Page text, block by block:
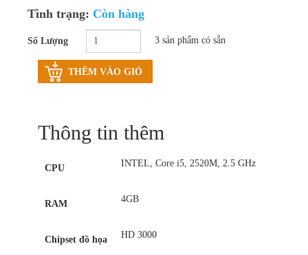
Thay pin laptop
Vệ sinh laptop, PC
Bảo trì máy tính
Tình trạng: Còn hàng
Số Lượng 3 sản phẩm có sẵn
THÊM VÀO GIỎ
Thông tin thêm
CPU INTEL, Core i5, 2520M, 2.5 GHz
RAM 4GB
Chipset đồ họa HD 3000